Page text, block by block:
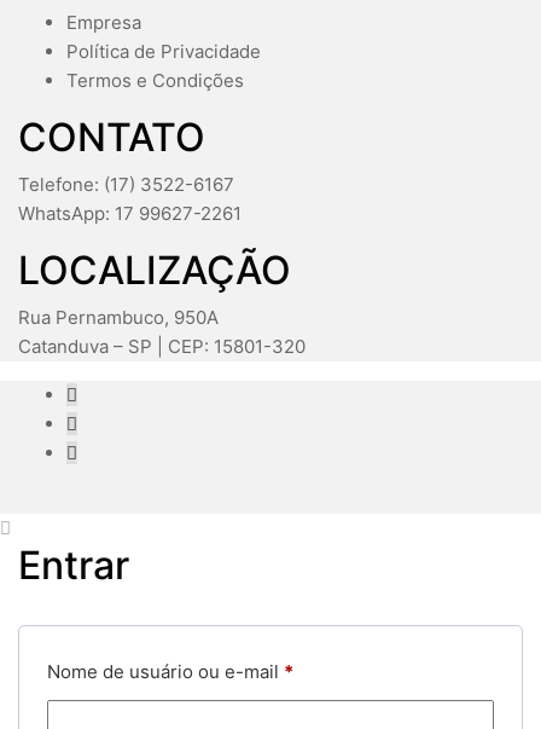
Empresa
Política de Privacidade
Termos e Condições
CONTATO
Telefone: (17) 3522-6167
WhatsApp: 17 99627-2261
LOCALIZAÇÃO
Rua Pernambuco, 950A
Catanduva – SP | CEP: 15801-320
Entrar
Nome de usuário ou e-mail *